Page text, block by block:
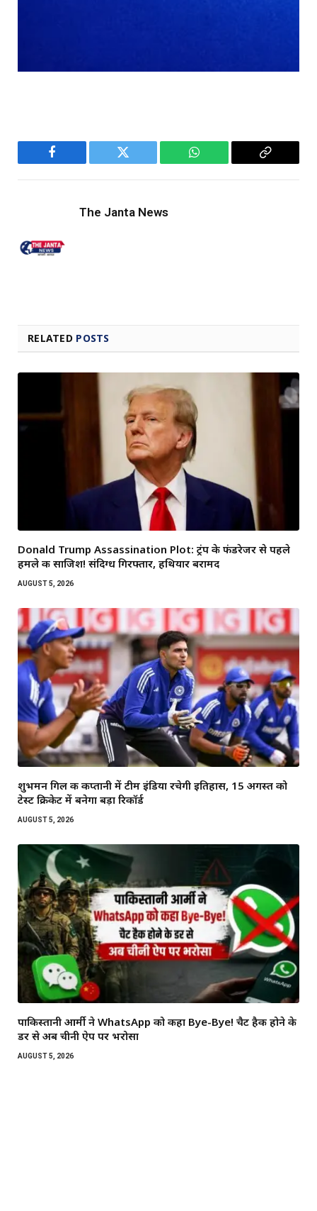
Facebook Twitter WhatsApp
Copy
The Janta News
RELATED POSTS
Donald Trump Assassination Plot: ट्रंप के फंडरेजर से पहले
हमले की साजिश! संदिग्ध गिरफ्तार, हथियार बरामद
AUGUST 5, 2026
शुभमन गिल की कप्तानी में टीम इंडिया रचेगी इतिहास, 15 अगस्त को
टेस्ट क्रिकेट में बनेगा बड़ा रिकॉर्ड
AUGUST 5, 2026
पाकिस्तानी आर्मी ने WhatsApp को कहा Bye-Bye! चैट हैक होने के
डर से अब चीनी ऐप पर भरोसा
AUGUST 5, 2026